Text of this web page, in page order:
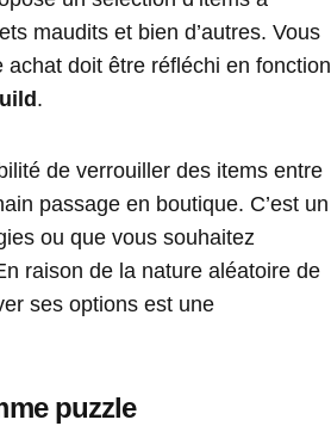
maudits et bien d’autres. Vous
achat doit être réfléchi en fonction
.
de verrouiller des items entre
passage en boutique. C’est un
ou que vous souhaitez
raison de la nature aléatoire de
ses options est une
puzzle